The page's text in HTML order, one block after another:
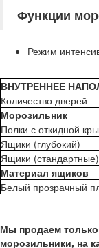
Функции
Режим
ВНУТРЕННЕЕ
Количество дверей
Морозильник
Полки с откидной
Ящики (глубокий)
Ящики (стандартные)
Материал ящиков
Белый прозрачный
Мы продаем
морозильники, на